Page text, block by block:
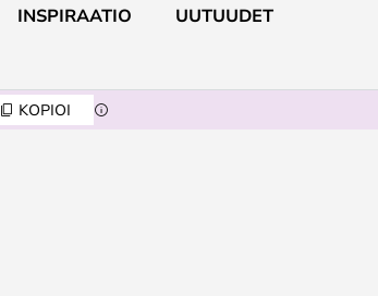
INSPIRAATIO UUTUUDET
KOPIOI